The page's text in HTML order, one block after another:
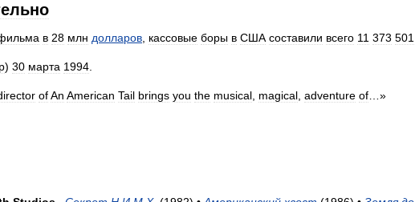
в 28 млн долларов кассовые боры в США составили всего 11 373 501
) 30 марта 1994
ofAn American Tail brings you the musical magical adventure of …»